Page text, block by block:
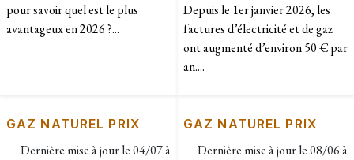
pour savoir quel est le plus
avantageux en 2026 ?...
Depuis le 1er janvier 2026, les
factures d’électricité et de gaz
ont augmenté d’environ 50 € par
an....
GAZ NATUREL PRIX
Dernière mise à jour le04/07 à
GAZ NATUREL PRIX
Dernière mise à jour le08/06 à